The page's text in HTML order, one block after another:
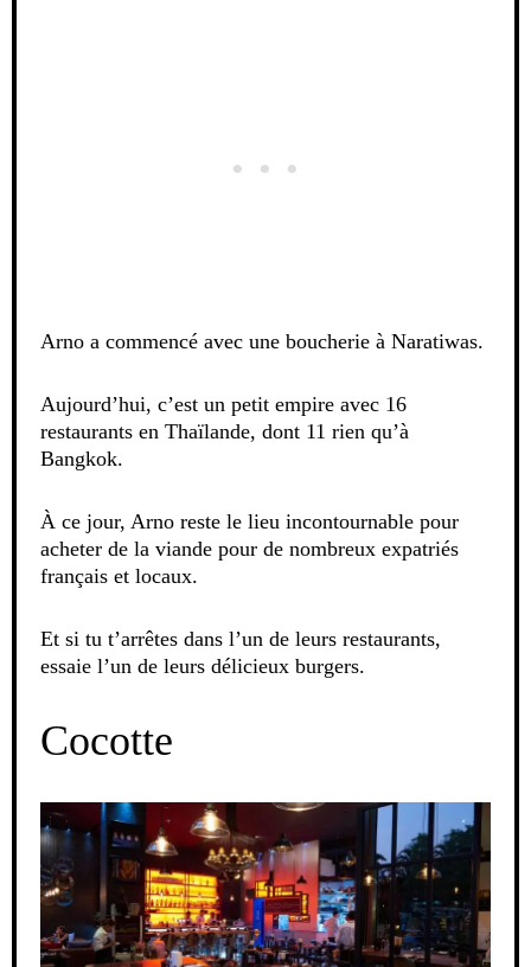
Arno a commencé avec une boucherie à Naratiwas.
Aujourd’hui, c’est un petit empire avec 16
restaurants en Thaïlande, dont 11 rien qu’à
Bangkok.
À ce jour, Arno reste le lieu incontournable pour
acheter de la viande pour de nombreux expatriés
français et locaux.
Et si tu t’arrêtes dans l’un de leurs restaurants,
essaie l’un de leurs délicieux burgers.
Cocotte